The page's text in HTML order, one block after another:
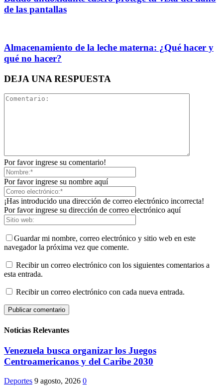
de las pantallas
Almacenamiento de la leche materna: ¿Qué hacer y
qué no hacer?
DEJA UNA RESPUESTA
Por favor ingrese su comentario!
Por favor ingrese su nombre aquí
¡Has introducido una dirección de correo electrónico incorrecta!
Por favor ingrese su dirección de correo electrónico aquí
Guardar mi nombre, correo electrónico y sitio web en este
navegador la próxima vez que comente.
Recibir un correo electrónico con los siguientes comentarios a
esta entrada.
Recibir un correo electrónico con cada nueva entrada.
Noticias Relevantes
Venezuela busca organizar los Juegos
Centroamericanos y del Caribe 2030
Deportes 9 agosto, 2026 0